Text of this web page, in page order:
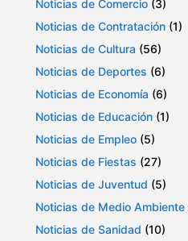
Noticias de Comercio (3)
Noticias de Contratación (1)
Noticias de Cultura (56)
Noticias de Deportes (6)
Noticias de Economía (6)
Noticias de Educación (1)
Noticias de Empleo (5)
Noticias de Fiestas (27)
Noticias de Juventud (5)
Noticias de Medio Ambiente
Noticias de Sanidad (10)